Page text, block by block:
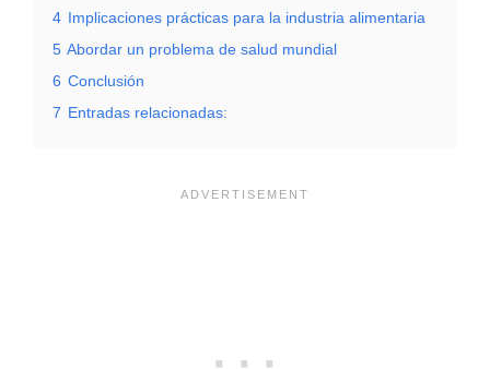
4 Implicaciones prácticas para la industria alimentaria
5 Abordar un problema de salud mundial
6 Conclusión
7 Entradas relacionadas: